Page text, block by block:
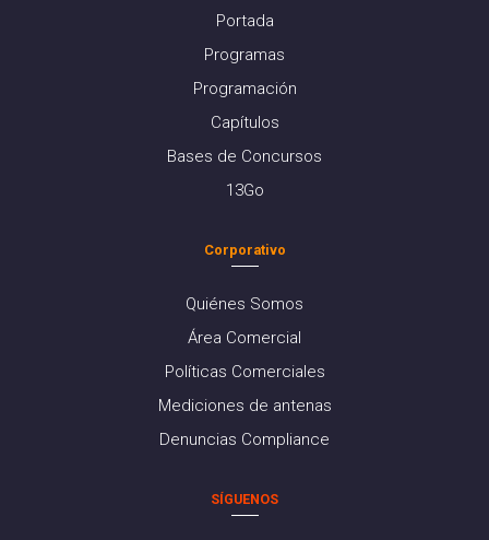
Portada
Programas
Programación
Capítulos
Bases de Concursos
13Go
Corporativo
Quiénes Somos
Área Comercial
Políticas Comerciales
Mediciones de antenas
Denuncias Compliance
SÍGUENOS